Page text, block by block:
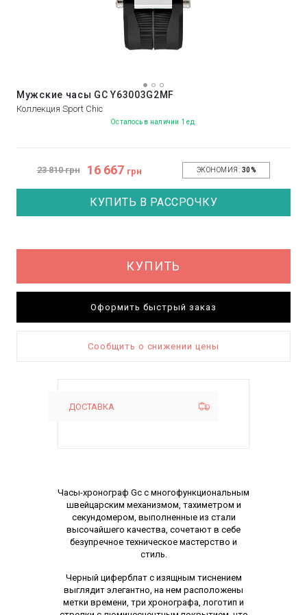
Мужские часы GC Y63003G2MF
Коллекция Sport Chic
Осталось в наличии 1 ед.
23 810 грн 16 667 грн ЭКОНОМИЯ: 30%
КУПИТЬ В РАССРОЧКУ
КУПИТЬ
Оформить быстрый заказ
Сообщить о снижении цены
ДОСТАВКА
Описание
Часы-хронограф Gc с многофункциональным
швейцарским механизмом, тахиметром и
секундомером, выполненные из стали
высочайшего качества, сочетают в себе
безупречное техническое мастерство и
стиль.
Черный циферблат с изящным тиснением
выглядит элегантно, на нем расположены
метки времени, три хронографа, логотип и